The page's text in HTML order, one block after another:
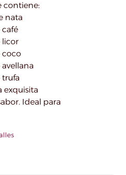
contiene:
nata
licor
coco
exquisita
Ideal para